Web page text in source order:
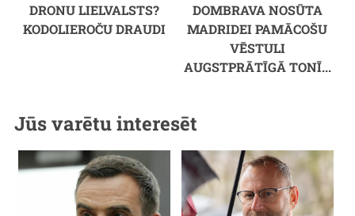
DRONU LIELVALSTS?
KODOLIEROČU DRAUDI
DOMBRAVA NOSŪTA
MADRIDEI PAMĀCOŠU
VĒSTULI
AUGSTPRĀTĪGĀ TONĪ...
Jūs varētu interesēt